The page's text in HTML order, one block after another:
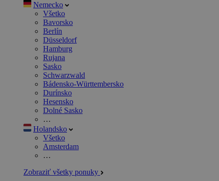
Nemecko
Všetko
Bavorsko
Berlín
Düsseldorf
Hamburg
Rujana
Sasko
Schwarzwald
Bádensko-Württembersko
Durínsko
Hesensko
Dolné Sasko
…
Holandsko
Všetko
Amsterdam
…
Zobraziť všetky ponuky